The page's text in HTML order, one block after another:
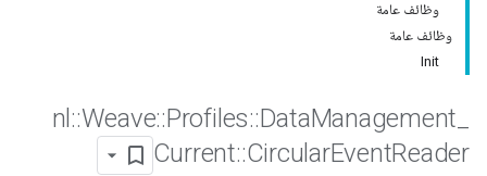
وظائف عامة
وظائف عامة
Init
nl ::Weave::Profiles::DataManagement
Current::CircularEventReader